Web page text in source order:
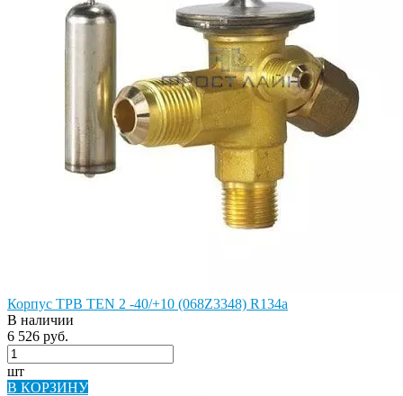
Корпус ТРВ TEN 2 -40/+10 (068Z3348) R134a
В наличии
6 526 руб.
шт
В КОРЗИНУ